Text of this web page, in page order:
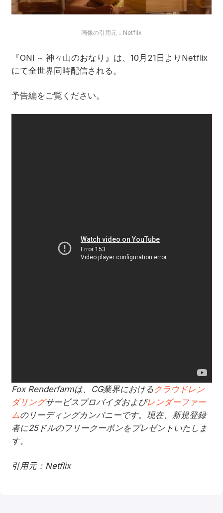
画像の引用元：Netflix
『ONI ~ 神々山のおなり』は、10月21日よりNetflix
にて全世界同時配信される。
予告編をご覧ください。
Fox Renderfarmは、CG業界における クラウドレン
ダリングサービスプロバイダおよびレンダーファー
ムのリーディングカンパニーです。現在、新規登録
者に25ドルのフリークーポンをプレゼントいたしま
す。
引用元：Netflix